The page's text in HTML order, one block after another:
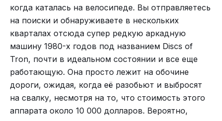
когда каталась на велосипеде. Вы отправляетесь
на поиски и обнаруживаете в нескольких
кварталах отсюда супер редкую аркадную
машину 1980-х годов под названием Discs of
Tron, почти в идеальном состоянии и все еще
работающую. Она просто лежит на обочине
дороги, ожидая, когда её разобьют и выбросят
на свалку, несмотря на то, что стоимость этого
аппарата около 10 000 долларов. Вероятно,